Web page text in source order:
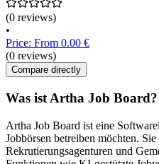
(0 reviews)
•
Price: From 0.00 €
(0 reviews)
Compare directly
Was ist Artha Job Board?
Artha Job Board ist eine
Jobbörsen betreiben möchten.
Rekrutierungsagenturen und